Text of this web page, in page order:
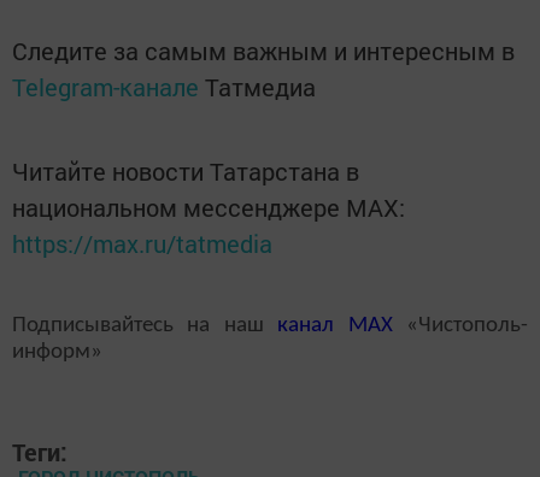
Следите за самым важным и интересным в
Telegram-канале Татмедиа
Читайте новости Татарстана в
национальном мессенджере MАХ:
https://max.ru/tatmedia
Подписывайтесь на наш канал MAX«Чистополь-
информ»
Теги: